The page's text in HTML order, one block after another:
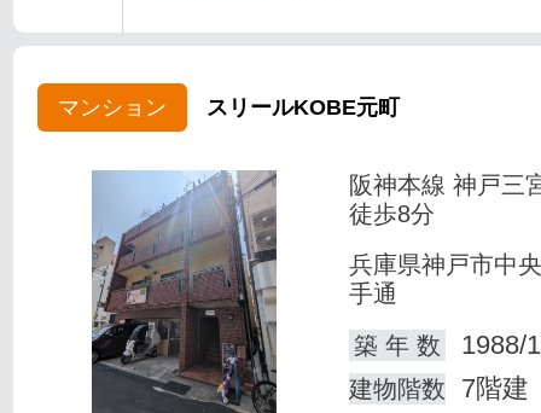
マンション スリールKOBE元町
阪神本線 神戸三
徒歩8分
兵庫県神戸市中
手通
築 年 数
1988/
建物階数 7階建